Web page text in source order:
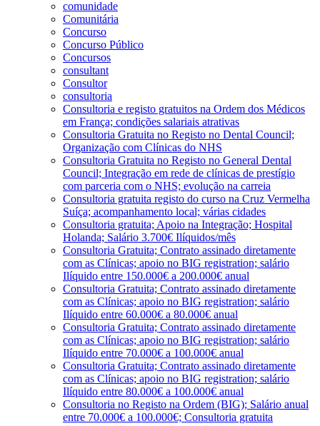
comunidade
Comunitária
Concurso
Concurso Público
Concursos
consultant
Consultor
consultoria
Consultoria e registo gratuitos na Ordem dos Médicos
em França; condições salariais atrativas
Consultoria Gratuita no Registo no Dental Council;
Organização com Clínicas do NHS
Consultoria Gratuita no Registo no General Dental
Council; Integração em rede de clínicas de prestígio
com parceria com o NHS; evolução na carreia
Consultoria gratuita registo do curso na Cruz Vermelha
Suíça; acompanhamento local; várias cidades
Consultoria gratuita; Apoio na Integração; Hospital
Holanda; Salário 3.700€ Ilíquidos/mês
Consultoria Gratuita; Contrato assinado diretamente
com as Clínicas; apoio no BIG registration; salário
Ilíquido entre 150.000€ a 200.000€ anual
Consultoria Gratuita; Contrato assinado diretamente
com as Clínicas; apoio no BIG registration; salário
Ilíquido entre 60.000€ a 80.000€ anual
Consultoria Gratuita; Contrato assinado diretamente
com as Clínicas; apoio no BIG registration; salário
Ilíquido entre 70.000€ a 100.000€ anual
Consultoria Gratuita; Contrato assinado diretamente
com as Clínicas; apoio no BIG registration; salário
Ilíquido entre 80.000€ a 100.000€ anual
Consultoria no Registo na Ordem (BIG); Salário anual
entre 70.000€ a 100.000€; Consultoria gratuita